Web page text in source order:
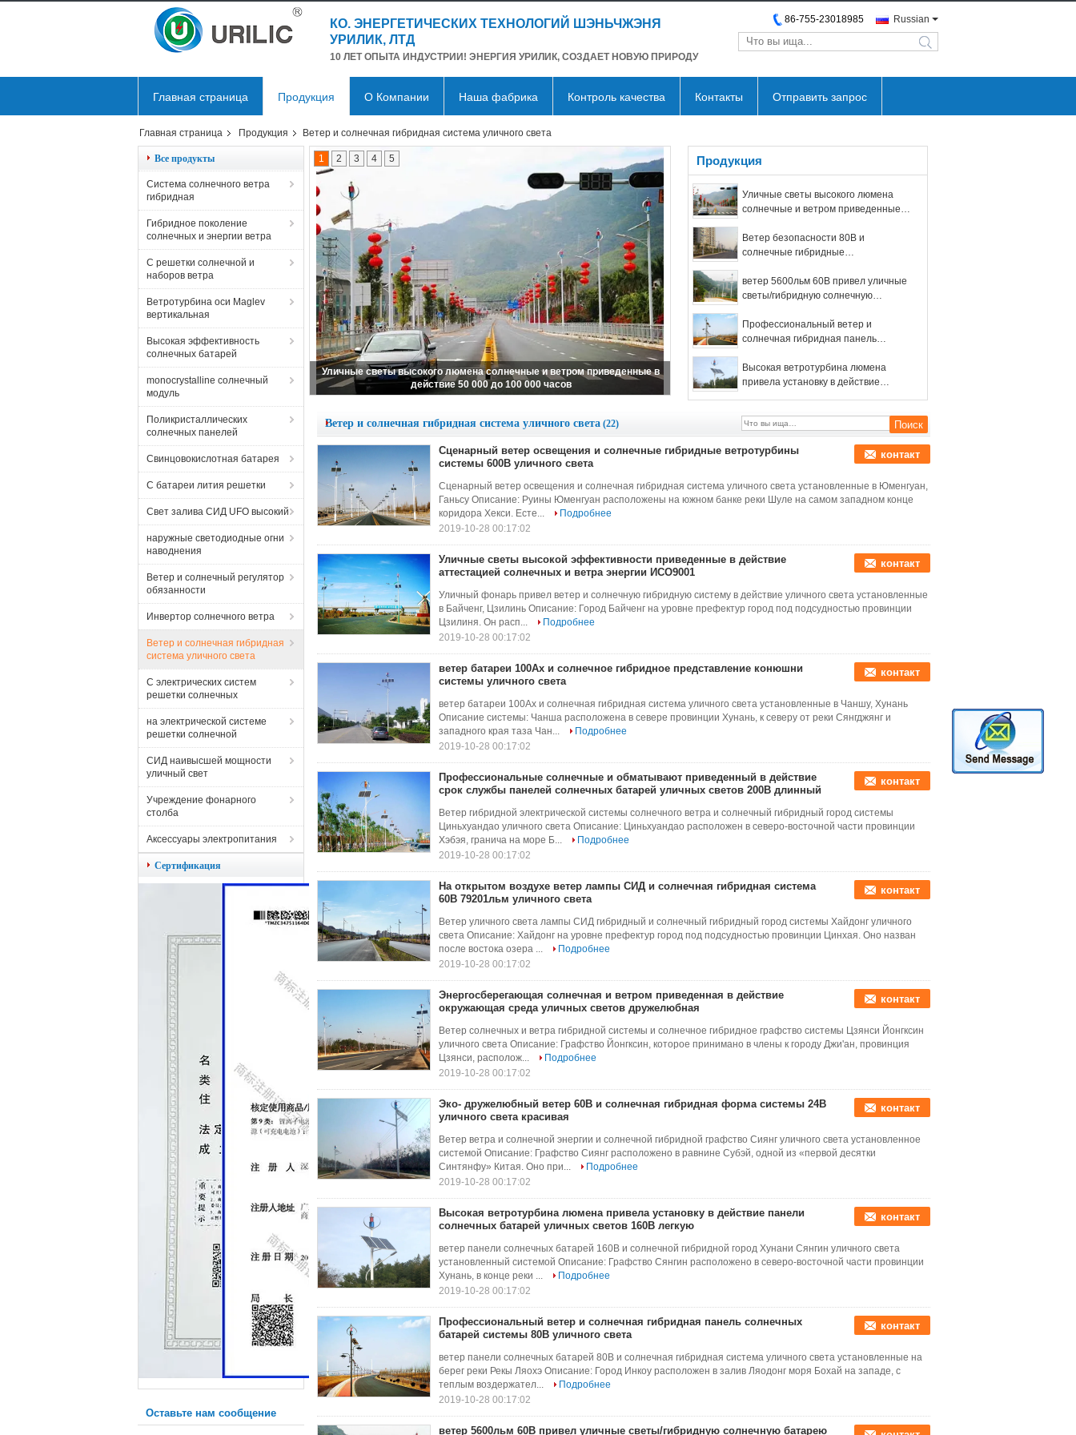
КО. ЭНЕРГЕТИЧЕСКИХ ТЕХНОЛОГИЙ ШЭНЬЧЖЭНЯ
УРИЛИК, ЛТД
10 ЛЕТ ОПЫТА ИНДУСТРИИ! ЭНЕРГИЯ УРИЛИК, СОЗДАЕТ НОВУЮ ПРИРОДУ
Russian
86-755-23018985
search
Главная страница Продукция О Компании Наша фабрика Контроль качества Контакты Отправить запрос
Главная страница Продукция Ветер и солнечная гибридная система уличного света
Все продукты
Система солнечного ветра
гибридная
Гибридное поколение
солнечных и энергии ветра
С решетки солнечной и
наборов ветра
Ветротурбина оси Maglev
вертикальная
Высокая эффективность
солнечных батарей
monocrystalline солнечный
модуль
Поликристаллических
солнечных панелей
Свинцовокислотная батарея
С батареи лития решетки
Свет залива СИД UFO высокий
наружные светодиодные огни
наводнения
Ветер и солнечный регулятор
обязанности
Инвертор солнечного ветра
Ветер и солнечная гибридная
система уличного света
С электрических систем
решетки солнечных
на электрической системе
решетки солнечной
СИД наивысшей мощности
уличный свет
Учреждение фонарного
столба
Аксессуары электропитания
Сертификация
Оставьте нам сообщение
Ветер безопасности 80В и солнечные гибридные ветротурбины системы
600В уличного света
1 2 3 4 5 Продукция
Уличные светы высокого люмена
солнечные и ветром приведенные в
Ветер безопасности 80В и
солнечные гибридные
уличного света
ветер 5600льм 60В привел уличные
светы/гибридную солнечную
свинцовокислотную
Профессиональный ветер и
солнечная гибридная панель
уличного света
Высокая ветротурбина люмена
привела установку в действие
Ветер и солнечная гибридная система уличного света (22)
Сценарный ветер освещения и солнечные гибридные ветротурбины
системы 600В уличного света
контакт
Сценарный ветер освещения и солнечная гибридная система уличного света установленные в Юменгуан,
Ганьсу Описание: Руины Юменгуан расположены на южном банке реки Шуле на самом западном конце
коридора Хекси. Есте...
Подробнее
2019-10-28 00:17:02
Уличные светы высокой эффективности приведенные в действие
аттестацией солнечных и ветра энергии ИСО9001
контакт
Уличный фонарь привел ветер и солнечную гибридную систему в действие уличного света установленные
в Байченг, Цзилинь Описание: Город Байченг на уровне префектур город под подсудностью провинции
Цзилиня. Он расп...
Подробнее
2019-10-28 00:17:02
ветер батареи 100Ах и солнечное гибридное представление конюшни
системы уличного света
контакт
ветер батареи 100Ах и солнечная гибридная система уличного света установленные в Чаншу, Хунань
Описание системы: Чанша расположена в севере провинции Хунань, к северу от реки Сянгджянг и
западного края таза Чан...
Подробнее
2019-10-28 00:17:02
Профессиональные солнечные и обматывают приведенный в действие
срок службы панелей солнечных батарей уличных светов 200В длинный
контакт
Ветер гибридной электрической системы солнечного ветра и солнечный гибридный город системы
Циньхуандао уличного света Описание: Циньхуандао расположен в северо-восточной части провинции
Хэбэя, гранича на море Б...
Подробнее
2019-10-28 00:17:02
На открытом воздухе ветер лампы СИД и солнечная гибридная система
60В 79201льм уличного света
контакт
Ветер уличного света лампы СИД гибридный и солнечный гибридный город системы Хайдонг уличного
света Описание: Хайдонг на уровне префектур город под подсудностью провинции Цинхая. Оно назван
после востока озера ...
Подробнее
2019-10-28 00:17:02
Энергосберегающая солнечная и ветром приведенная в действие
окружающая среда уличных светов дружелюбная
контакт
Ветер солнечных и ветра гибридной системы и солнечное гибридное графство системы Цзянси Йонгксин
уличного света Описание: Графство Йонгксин, которое принимано в члены к городу Джи'ан, провинция
Цзянси, располож...
Подробнее
2019-10-28 00:17:02
Эко- дружелюбный ветер 60В и солнечная гибридная форма системы 24В
уличного света красивая
контакт
Ветер ветра и солнечной энергии и солнечной гибридной графство Сиянг уличного света установленное
системой Описание: Графство Сиянг расположено в равнине Субэй, одной из «первой десятки
Синтянфу» Китая. Оно при...
Подробнее
2019-10-28 00:17:02
Высокая ветротурбина люмена привела установку в действие панели
солнечных батарей уличных светов 160В легкую
контакт
ветер панели солнечных батарей 160В и солнечной гибридной город Хунани Сянгин уличного света
установленный системой Описание: Графство Сянгин расположено в северо-восточной части провинции
Хунань, в конце реки ...
Подробнее
2019-10-28 00:17:02
Профессиональный ветер и солнечная гибридная панель солнечных
батарей системы 80В уличного света
контакт
ветер панели солнечных батарей 80В и солнечная гибридная система уличного света установленные на
берег реки Рекы Ляохэ Описание: Город Инкоу расположен в залив Ляодонг моря Бохай на западе, с
теплым воздержател...
Подробнее
2019-10-28 00:17:02
ветер 5600льм 60В привел уличные светы/гибридную солнечную батарею